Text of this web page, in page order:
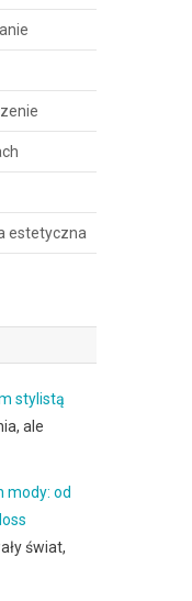
estetyczna
stylistą
ale
mody: od
świat,